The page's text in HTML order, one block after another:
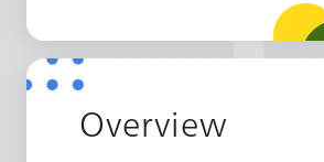
Overview